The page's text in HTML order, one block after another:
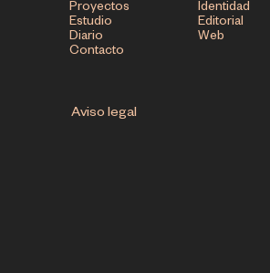
Proyectos
Estudio
Diario
Contacto
Identidad
Editorial
Web
Aviso legal